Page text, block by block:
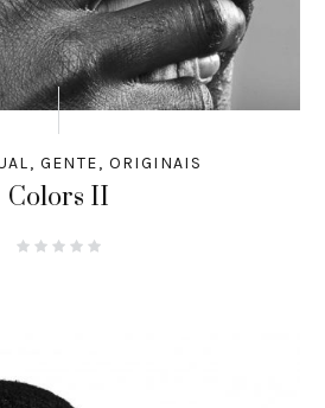
, GENTE, ORIGINAIS
Colors II